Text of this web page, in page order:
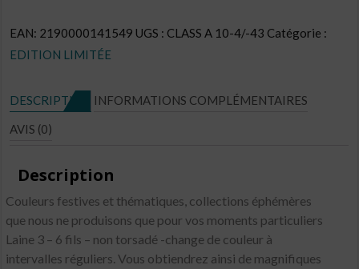
EAN: 2190000141549 UGS : CLASS A 10-4/-43 Catégorie :
EDITION LIMITÉE
DESCRIPTION
INFORMATIONS COMPLÉMENTAIRES
AVIS (0)
Description
Couleurs festives et thématiques, collections éphémères
que nous ne produisons que pour vos moments particuliers
Laine 3 – 6 fils – non torsadé -change de couleur à
intervalles réguliers. Vous obtiendrez ainsi de magnifiques